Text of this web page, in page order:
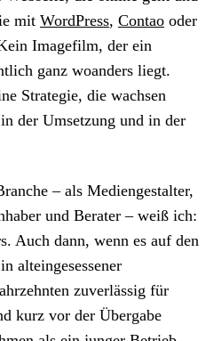
mit WordPress, Contao oder
Imagefilm, der ein
ganz woanders liegt.
Strategie, die wachsen
der Umsetzung und in der
– als Mediengestalter,
und Berater – weiß ich:
Auch dann, wenn es auf den
alteingesessener
zuverlässig für
kurz vor der Übergabe